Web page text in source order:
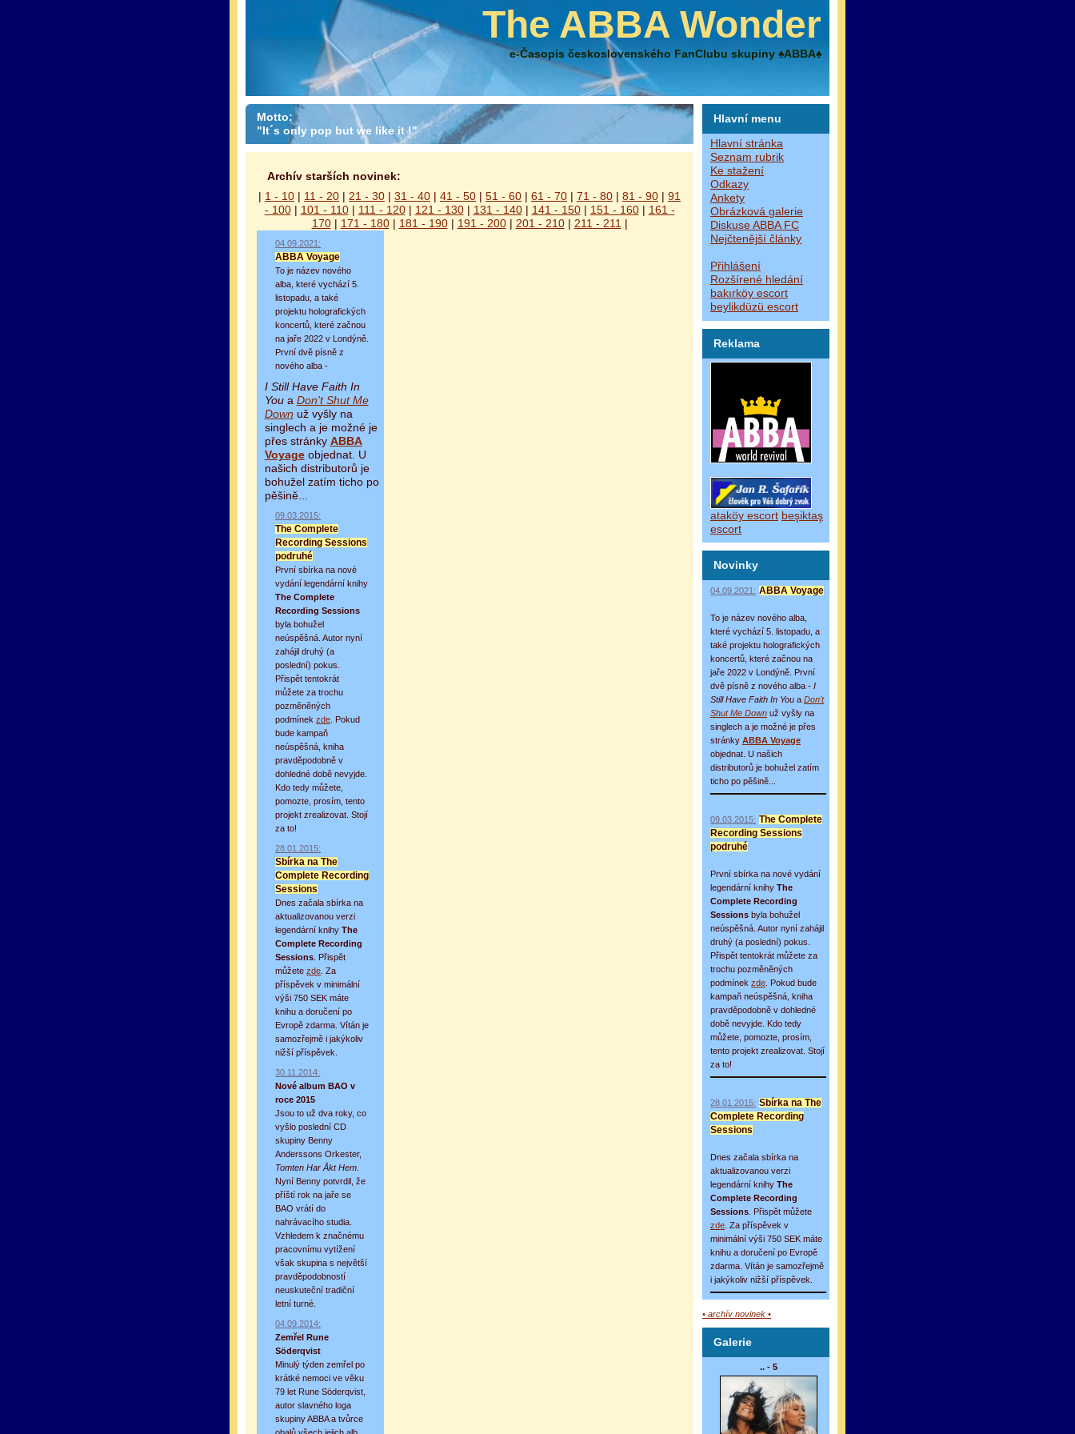
The ABBA Wonder
e-Časopis československého FanClubu skupiny ♠ABBA♠
Hlavní menu
Hlavní stránka
Seznam rubrik
Ke stažení
Odkazy
Ankety
Obrázková galerie
Diskuse ABBA FC
Nejčtenější články
Přihlášení
Rozšírené hledání
bakırköy escort
beylikdüzü escort
Reklama
ataköy escort beşiktaş
escort
Novinky
04.09.2021: ABBA Voyage
To je název nového alba,
které vychází 5. listopadu, a
také projektu holografických
koncertů, které začnou na
jaře 2022 v Londýně. První
dvě písně z nového alba - I
Still Have Faith In You a Don't
Shut Me Down už vyšly na
singlech a je možné je přes
stránky ABBA Voyage
objednat. U našich
distributorů je bohužel zatím
ticho po pěšině...
09.03.2015: The Complete
Recording Sessions
podruhé
První sbírka na nové vydání
legendární knihy The
Complete Recording
Sessions byla bohužel
neúspěšná. Autor nyní zahájil
druhý (a poslední) pokus.
Přispět tentokrát můžete za
trochu pozměněných
podmínek zde . Pokud bude
kampaň neúspěšná, kniha
pravděpodobně v dohledné
době nevyjde. Kdo tedy
můžete, pomozte, prosím,
tento projekt zrealizovat. Stojí
za to!
28.01.2015: Sbírka na The
Complete Recording
Sessions
Dnes začala sbírka na
aktualizovanou verzi
legendární knihy The
Complete Recording
Sessions . Přispět můžete
zde . Za příspěvek v
minimální výši 750 SEK máte
knihu a doručení po Evropě
zdarma. Vítán je samozřejmě
i jakýkoliv nižší příspěvek.
• archív novinek •
Galerie
.. - 5
Motto:
"It´s only pop but we like it !"
Archív starších novinek:
1 - 10 11 - 20 21 - 30 31 - 40 41 - 50 51 - 60 61 - 70 71 - 80 81 - 90
91
- 100
101 - 110 111 - 120 121 - 130 131 - 140 141 - 150 151 - 160
161 -
170
171 - 180 181 - 190 191 - 200 201 - 210 211 - 211|
04.09.2021:
ABBA Voyage
To je název nového
alba, které vychází 5.
listopadu, a také
projektu holografických
koncertů, které začnou
na jaře 2022 v Londýně.
První dvě písně z
nového alba -
I Still Have Faith In
Youa Don't Shut Me
Downuž vyšly na
singlech a je možné je
přes stránky ABBA
Voyageobjednat. U
našich distributorů je
bohužel zatím ticho po
pěšině...
09.03.2015:
The Complete
Recording Sessions
podruhé
První sbírka na nové
vydání legendární knihy
The Complete
Recording Sessions
byla bohužel
neúspěšná. Autor nyní
zahájil druhý (a
poslední) pokus.
Přispět tentokrát
můžete za trochu
pozměněných
podmínekzde . Pokud
bude kampaň
neúspěšná, kniha
pravděpodobně v
dohledné době nevyjde.
Kdo tedy můžete,
pomozte, prosím, tento
projekt zrealizovat. Stojí
za to!
28.01.2015:
Sbírka na The
Complete Recording
Sessions
Dnes začala sbírka na
aktualizovanou verzi
legendární knihyThe
Complete Recording
Sessions . Přispět
můžetezde . Za
příspěvek v minimální
výši 750 SEK máte
knihu a doručení po
Evropě zdarma. Vítán je
samozřejmě i jakýkoliv
nižší příspěvek.
30.11.2014:
Nové album BAO v
roce 2015
Jsou to už dva roky, co
vyšlo poslední CD
skupiny Benny
Anderssons Orkester,
Tomten Har Åkt Hem
Nyní Benny potvrdil, že
příští rok na jaře se
BAO vrátí do
nahrávacího studia.
Vzhledem k značnému
pracovnímu vytížení
však skupina s největší
pravděpodobností
neuskuteční tradiční
letní turné.
04.09.2014:
Zemřel Rune
Söderqvist
Minulý týden zemřel po
krátké nemoci ve věku
79 let Rune Söderqvist,
autor slavného loga
skupiny ABBA a tvůrce